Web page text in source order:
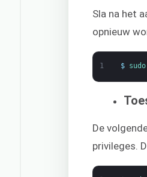
Sla na het
opnieuw
1 $ sudo
De
privileges.